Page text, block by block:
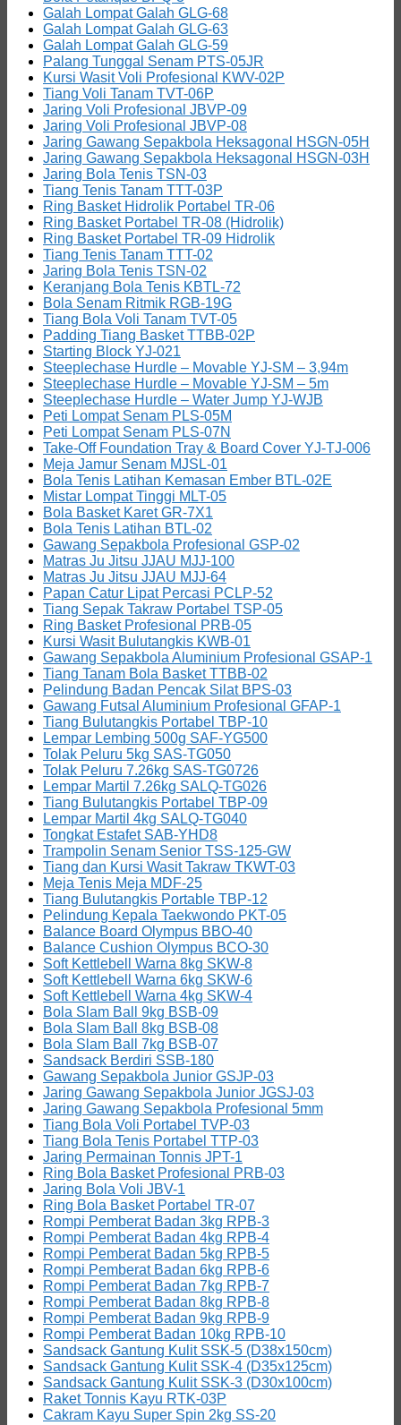
Galah Lompat Galah GLG-68
Galah Lompat Galah GLG-63
Galah Lompat Galah GLG-59
Palang Tunggal Senam PTS-05JR
Kursi Wasit Voli Profesional KWV-02P
Tiang Voli Tanam TVT-06P
Jaring Voli Profesional JBVP-09
Jaring Voli Profesional JBVP-08
Jaring Gawang Sepakbola Heksagonal HSGN-05H
Jaring Gawang Sepakbola Heksagonal HSGN-03H
Jaring Bola Tenis TSN-03
Tiang Tenis Tanam TTT-03P
Ring Basket Hidrolik Portabel TR-06
Ring Basket Portabel TR-08 (Hidrolik)
Ring Basket Portabel TR-09 Hidrolik
Tiang Tenis Tanam TTT-02
Jaring Bola Tenis TSN-02
Keranjang Bola Tenis KBTL-72
Bola Senam Ritmik RGB-19G
Tiang Bola Voli Tanam TVT-05
Padding Tiang Basket TTBB-02P
Starting Block YJ-021
Steeplechase Hurdle – Movable YJ-SM – 3,94m
Steeplechase Hurdle – Movable YJ-SM – 5m
Steeplechase Hurdle – Water Jump YJ-WJB
Peti Lompat Senam PLS-05M
Peti Lompat Senam PLS-07N
Take-Off Foundation Tray & Board Cover YJ-TJ-006
Meja Jamur Senam MJSL-01
Bola Tenis Latihan Kemasan Ember BTL-02E
Mistar Lompat Tinggi MLT-05
Bola Basket Karet GR-7X1
Bola Tenis Latihan BTL-02
Gawang Sepakbola Profesional GSP-02
Matras Ju Jitsu JJAU MJJ-100
Matras Ju Jitsu JJAU MJJ-64
Papan Catur Lipat Percasi PCLP-52
Tiang Sepak Takraw Portabel TSP-05
Ring Basket Profesional PRB-05
Kursi Wasit Bulutangkis KWB-01
Gawang Sepakbola Aluminium Profesional GSAP-1
Tiang Tanam Bola Basket TTBB-02
Pelindung Badan Pencak Silat BPS-03
Gawang Futsal Aluminium Profesional GFAP-1
Tiang Bulutangkis Portabel TBP-10
Lempar Lembing 500g SAF-YG500
Tolak Peluru 5kg SAS-TG050
Tolak Peluru 7.26kg SAS-TG0726
Lempar Martil 7.26kg SALQ-TG026
Tiang Bulutangkis Portabel TBP-09
Lempar Martil 4kg SALQ-TG040
Tongkat Estafet SAB-YHD8
Trampolin Senam Senior TSS-125-GW
Tiang dan Kursi Wasit Takraw TKWT-03
Meja Tenis Meja MDF-25
Tiang Bulutangkis Portable TBP-12
Pelindung Kepala Taekwondo PKT-05
Balance Board Olympus BBO-40
Balance Cushion Olympus BCO-30
Soft Kettlebell Warna 8kg SKW-8
Soft Kettlebell Warna 6kg SKW-6
Soft Kettlebell Warna 4kg SKW-4
Bola Slam Ball 9kg BSB-09
Bola Slam Ball 8kg BSB-08
Bola Slam Ball 7kg BSB-07
Sandsack Berdiri SSB-180
Gawang Sepakbola Junior GSJP-03
Jaring Gawang Sepakbola Junior JGSJ-03
Jaring Gawang Sepakbola Profesional 5mm
Tiang Bola Voli Portabel TVP-03
Tiang Bola Tenis Portabel TTP-03
Jaring Permainan Tonnis JPT-1
Ring Bola Basket Profesional PRB-03
Jaring Bola Voli JBV-1
Ring Bola Basket Portabel TR-07
Rompi Pemberat Badan 3kg RPB-3
Rompi Pemberat Badan 4kg RPB-4
Rompi Pemberat Badan 5kg RPB-5
Rompi Pemberat Badan 6kg RPB-6
Rompi Pemberat Badan 7kg RPB-7
Rompi Pemberat Badan 8kg RPB-8
Rompi Pemberat Badan 9kg RPB-9
Rompi Pemberat Badan 10kg RPB-10
Sandsack Gantung Kulit SSK-5 (D38x150cm)
Sandsack Gantung Kulit SSK-4 (D35x125cm)
Sandsack Gantung Kulit SSK-3 (D30x100cm)
Raket Tonnis Kayu RTK-03P
Cakram Kayu Super Spin 2kg SS-20